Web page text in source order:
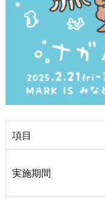
項目
実施期間